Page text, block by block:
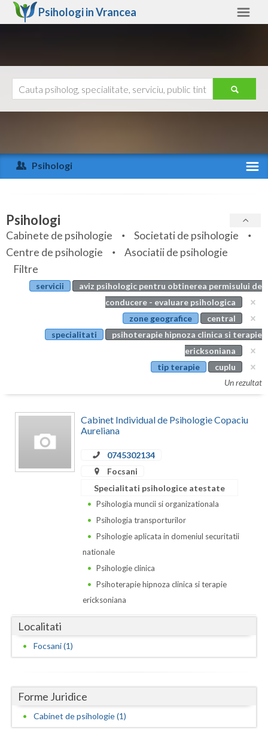
Psihologi inVrancea
Arad
Arges
Bihor
Bistrita-Nasaud
Botosani
Calarasi
Constanta
Harghita
Hunedoara
Iasi
Ajutor
Psihologi
Specialitati
Servicii
Articole
Evenimente
Membri
Psihologi
Cabinete de psihologie
Societati de psihologie
Centre de psihologie
Asociatii de psihologie
Filtre
servicii
aviz psihologic pentru obtinerea permisului de
conducere - evaluare psihologica
zone geografice
central
specialitati
psihoterapie hipnoza clinica si terapie
ericksoniana
tip terapie
cuplu
Un rezultat
Cabinet Individual de Psihologie Copaciu
Aureliana
0745302134
Focsani
Specialitati psihologice atestate
Psihologia muncii si organizationala
Psihologia transporturilor
Psihologie aplicata in domeniul securitatii
nationale
Psihologie clinica
Psihoterapie hipnoza clinica si terapie
ericksoniana
Localitati
Focsani (1)
Forme Juridice
Cabinet de psihologie (1)